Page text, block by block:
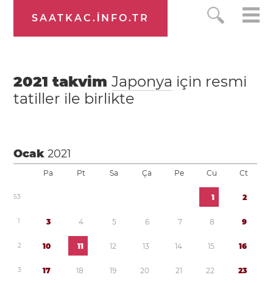
SAATKAC.INFO.TR
2021 takvimJaponya için resmi
tatiller ile birlikte
Ocak2021
Pa Pt Sa Ça Pe Cu Ct
53 1 2
1 3 4 5 6 7 8 9
2 10 11 12 13 14 15 16
3 17 18 19 20 21 22 23